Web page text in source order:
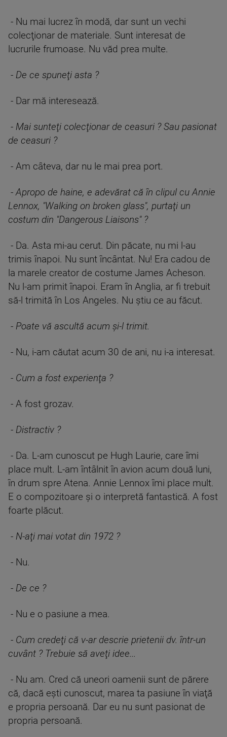
- Nu mai lucrez în modă, dar sunt un vechi
colecţionar de materiale. Sunt interesat de
lucrurile frumoase. Nu văd prea multe.
- De ce spuneţi asta ?
- Dar mă interesează.
- Mai sunteţi colecţionar de ceasuri ? Sau pasionat
de ceasuri ?
- Am câteva, dar nu le mai prea port.
-Apropo de haine, e adevărat că în clipul cu Annie
Lennox, "Walking on broken glass", purtaţi un
costum din "Dangerous Liaisons" ?
- Da. Asta mi-au cerut. Din păcate, nu mi l-au
trimis înapoi. Nu sunt încântat. Nu! Era cadou de
la marele creator de costume James Acheson.
Nu l-am primit înapoi. Eram în Anglia, ar fi trebuit
să-l trimită în Los Angeles. Nu ştiu ce au făcut.
- Poate vă ascultă acum şi-l trimit.
- Nu, i-am căutat acum 30 de ani, nu i-a interesat.
- Cum a fost experienţa ?
- A fost grozav.
- Distractiv ?
- Da. L-am cunoscut pe Hugh Laurie, care îmi
place mult. L-am întâlnit în avion acum două luni,
în drum spre Atena. Annie Lennox îmi place mult.
E o compozitoare şi o interpretă fantastică. A fost
foarte plăcut.
- N-aţi mai votat din 1972 ?
- Nu.
- De ce ?
- Nu e o pasiune a mea.
- Cum credeţi că v-ar descrie prietenii dv. într-un
cuvânt ? Trebuie să aveţi idee...
- Nu am. Cred că uneori oamenii sunt de părere
că, dacă eşti cunoscut, marea ta pasiune în viaţă
e propria persoană. Dar eu nu sunt pasionat de
propria persoană.